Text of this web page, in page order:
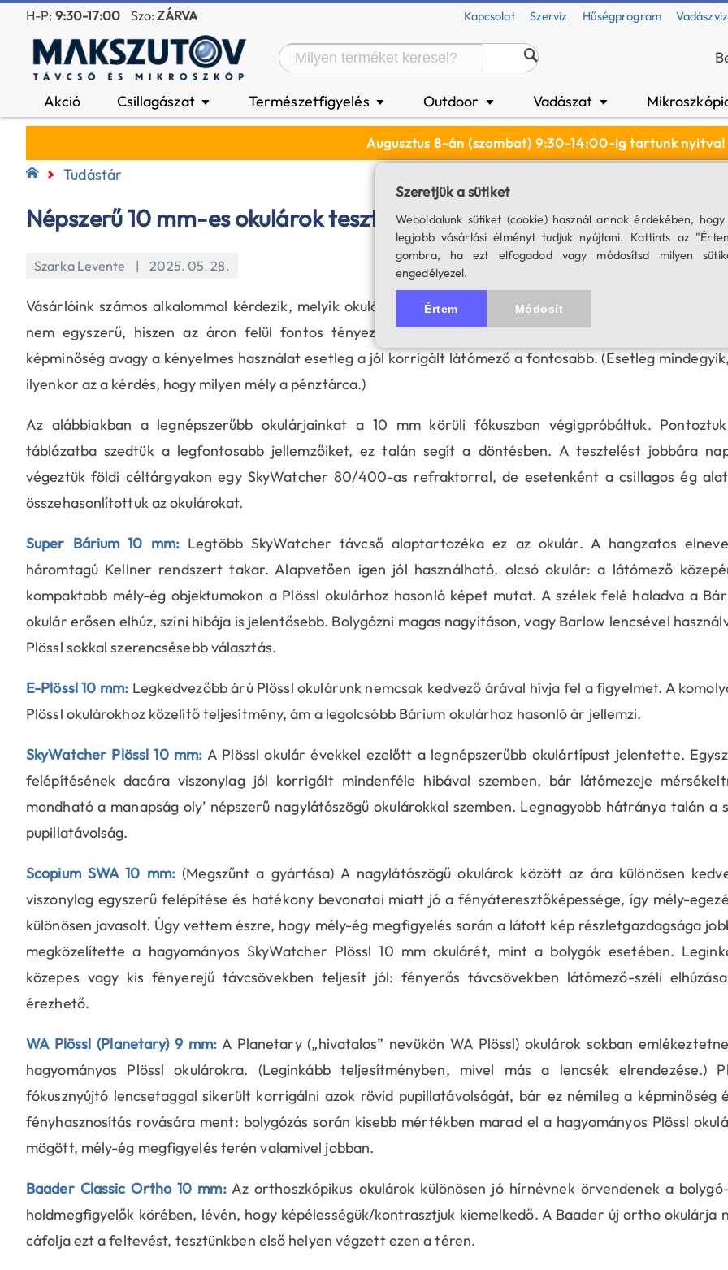
H-P: 9:30-17:00 Szo:ZÁRVA Kapcsolat Szerviz Hűségprogram
Akció Csillagászat ▼ Természetfigyelés ▼ Outdoor ▼ Vadászat ▼
Augusztus 8-án (szombat) 9:30-14:00-ig tartunk nyitva!
Tudástár
Népszerű 10 mm-es okulárok tesztje
Szarka Levente | 2025. 05. 28.
Vásárlóink számos alkalommal kérdezik, melyik okulárt vásárolják meg távcsövük mellé. A választás
nem egyszerű, hiszen az áron felül fontos tényező lehet, hogy milyen műszerben kívánják
képminőség avagy a kényelmes használat esetleg a jól korrigált látómező a fontosabb. (Esetleg
ilyenkor az a kérdés, hogy milyen mély a pénztárca.)
Az alábbiakban a legnépszerűbb okulárjainkat a 10 mm körüli fókuszban végigpróbáltuk.
táblázatba szedtük a legfontosabb jellemzőiket, ez talán segít a döntésben. A tesztelést jobbára
végeztük földi céltárgyakon egy SkyWatcher 80/400-as refraktorral, de esetenként a csillagos ég
összehasonlítottuk az okulárokat.
Super Bárium 10 mm: Legtöbb SkyWatcher távcső alaptartozéka ez az okulár. A hangzatos
háromtagú Kellner rendszert takar. Alapvetően igen jól használható, olcsó okulár: a látómező
kompaktabb mély-ég objektumokon a Plössl okulárhoz hasonló képet mutat. A szélek felé haladva a
okulár erősen elhúz, színi hibája is jelentősebb. Bolygózni magas nagyításon, vagy Barlow lencsével
Plössl sokkal szerencsésebb választás.
E-Plössl 10 mm: Legkedvezőbb árú Plössl okulárunk nemcsak kedvező árával hívja fel a figyelmet. A
Plössl okulárokhoz közelítő teljesítmény, ám a legolcsóbb Bárium okulárhoz hasonló ár jellemzi.
SkyWatcher Plössl 10 mm: A Plössl okulár évekkel ezelőtt a legnépszerűbb okulártípust jelentette.
felépítésének dacára viszonylag jól korrigált mindenféle hibával szemben, bár látómezeje
mondható a manapság oly’ népszerű nagylátószögű okulárokkal szemben. Legnagyobb hátránya talán a
pupillatávolság.
Scopium SWA 10 mm: (Megszűnt a gyártása) A nagylátószögű okulárok között az ára különösen
viszonylag egyszerű felépítése és hatékony bevonatai miatt jó a fényáteresztőképessége, így mély-
különösen javasolt. Úgy vettem észre, hogy mély-ég megfigyelés során a látott kép részletgazdagsága
megközelítette a hagyományos SkyWatcher Plössl 10 mm okulárét, mint a bolygók esetében.
közepes vagy kis fényerejű távcsövekben teljesít jól: fényerős távcsövekben látómező-széli
érezhető.
WA Plössl (Planetary) 9 mm: A Planetary („hivatalos” nevükön WA Plössl) okulárok sokban
hagyományos Plössl okulárokra. (Leginkább teljesítményben, mivel más a lencsék elrendezése.)
fókusznyújtó lencsetaggal sikerült korrigálni azok rövid pupillatávolságát, bár ez némileg a képminőség
fényhasznosítás rovására ment: bolygózás során kisebb mértékben marad el a hagyományos Plössl
mögött, mély-ég megfigyelés terén valamivel jobban.
Baader Classic Ortho 10 mm:Az orthoszkópikus okulárok különösen jó hírnévnek örvendenek a
holdmegfigyelők körében, lévén, hogy képélességük/kontrasztjuk kiemelkedő. A Baader új ortho okulárja
cáfolja ezt a feltevést, tesztünkben első helyen végzett ezen a téren.
Szeretjük a sütiket
Weboldalunk sütiket (cookie) használ annak érdekében,
legjobb vásárlási élményt tudjuk nyújtani. Kattints az
gombra, ha ezt elfogadod vagy módosítsd milyen
engedélyezel.
Értem Módosít